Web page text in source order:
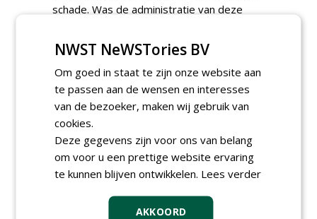
schade. Was de administratie van deze
Uiteraard ook nog twee top-10 toppers:
veel meer.
Naam:
De Hovenier
Jaar:
Nummer: 6
Rubrieken
NWST NeWSTories BV
Om goed in staat te zijn onze website aan
te passen aan de wensen en interesses
van de bezoeker, maken wij gebruik van
cookies.
Deze gegevens zijn voor ons van belang
om voor u een prettige website ervaring
te kunnen blijven ontwikkelen. Lees verder
AKKOORD